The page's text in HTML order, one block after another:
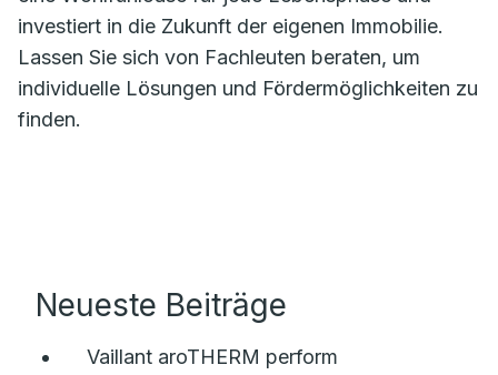
investiert in die Zukunft der eigenen Immobilie.
Lassen Sie sich von Fachleuten beraten, um
individuelle Lösungen und Fördermöglichkeiten zu
finden.
Neueste Beiträge
Vaillant aroTHERM perform